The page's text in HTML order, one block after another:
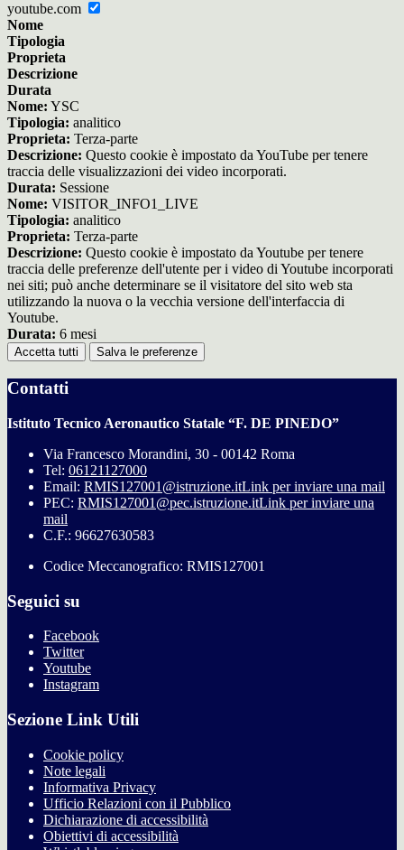
youtube.com
Nome
Tipologia
Proprieta
Descrizione
Durata
Nome: YSC
Tipologia: analitico
Proprieta: Terza-parte
Descrizione: Questo cookie è impostato da YouTube per tenere
traccia delle visualizzazioni dei video incorporati.
Durata: Sessione
Nome: VISITOR_INFO1_LIVE
Tipologia: analitico
Proprieta: Terza-parte
Descrizione: Questo cookie è impostato da Youtube per tenere
traccia delle preferenze dell'utente per i video di Youtube incorporati
nei siti; può anche determinare se il visitatore del sito web sta
utilizzando la nuova o la vecchia versione dell'interfaccia di
Youtube.
Durata: 6 mesi
Accetta tutti Salva le preferenze
Contatti
Istituto Tecnico Aeronautico Statale “F. DE PINEDO”
Via Francesco Morandini, 30 - 00142 Roma
Tel: 06121127000
Email: RMIS127001@istruzione.itLink per inviare una mail
PEC: RMIS127001@pec.istruzione.itLink per inviare una
mail
C.F.: 96627630583
Codice Meccanografico: RMIS127001
Seguici su
Facebook
Twitter
Youtube
Instagram
Sezione Link Utili
Cookie policy
Note legali
Informativa Privacy
Ufficio Relazioni con il Pubblico
Dichiarazione di accessibilità
Obiettivi di accessibilità